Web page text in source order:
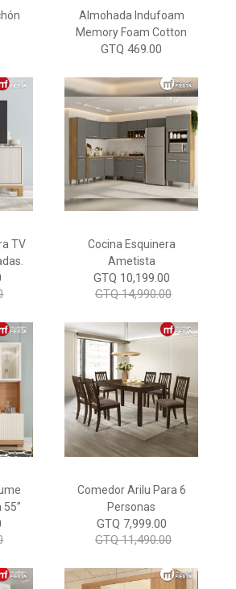
Almohada Indufoam
Memory Foam Cotton
GTQ 469.00
TV
Cocina Esquinera
Ametista
GTQ 10,199.00
GTQ 14,990.00
55”
Comedor Arilu Para 6
Personas
GTQ 7,999.00
GTQ 11,490.00